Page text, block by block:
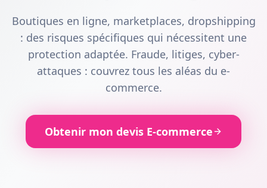
Boutiques en ligne, marketplaces, dropshipping
: des risques spécifiques qui nécessitent une
protection adaptée. Fraude, litiges, cyber-
attaques : couvrez tous les aléas du e-
commerce.
Obtenir mon devis E-commerce